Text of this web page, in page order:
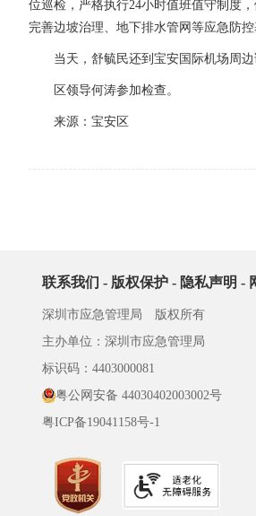
位巡检，严格执行24小时值班值守制度
完善边坡治理、地下排水管网等应急防
当天，舒毓民还到宝安国际机场周边
区领导何涛参加检查。
来源：宝安区
联系我们 - 版权保护 - 隐私声明 -
深圳市应急管理局 版权所有
主办单位：深圳市应急管理局
标识码：4403000081
粤公网安备 44030402003002号
粤ICP备19041158号-1